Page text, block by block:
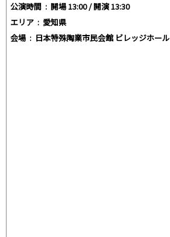
公演時間 : 開場 13:00 / 開演 13:30
エリア : 愛知県
会場 : 日本特殊陶業市民会館 ビレッジホール